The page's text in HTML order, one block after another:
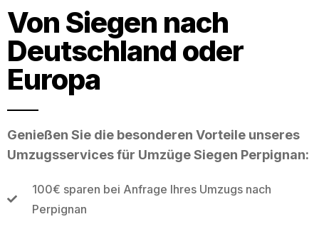
Von Siegen nach
Deutschland oder
Europa
Genießen Sie die besonderen Vorteile unseres
Umzugsservices für Umzüge Siegen Perpignan:
100€ sparen bei Anfrage Ihres Umzugs nach
Perpignan